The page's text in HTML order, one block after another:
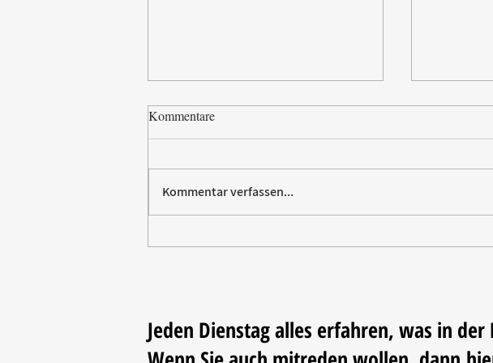
Kommentare
Kommentar verfassen...
Jeden Dienstag alles erfahren, was in der